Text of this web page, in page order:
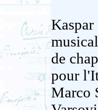
de
pour
Marco